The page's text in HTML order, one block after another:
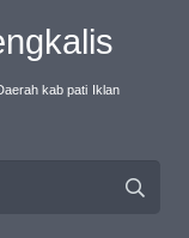
kab pati Iklan